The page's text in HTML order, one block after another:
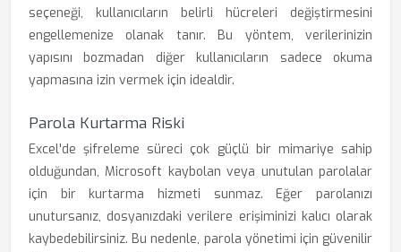
seçeneği, kullanıcıların belirli hücreleri değiştirmesini
engellemenize olanak tanır. Bu yöntem, verilerinizin
yapısını bozmadan diğer kullanıcıların sadece okuma
yapmasına izin vermek için idealdir.
Parola Kurtarma Riski
Excel'de şifreleme süreci çok güçlü bir mimariye sahip
olduğundan, Microsoft kaybolan veya unutulan parolalar
için bir kurtarma hizmeti sunmaz. Eğer parolanızı
unutursanız, dosyanızdaki verilere erişiminizi kalıcı olarak
kaybedebilirsiniz. Bu nedenle, parola yönetimi için güvenilir